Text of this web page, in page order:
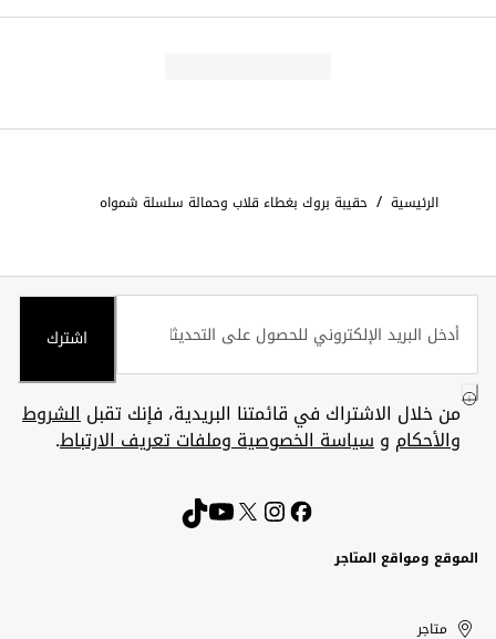
الرئيسية / حقيبة بروك بغطاء قلاب وحمالة سلسلة شمواه
اشترك
من خلال الاشتراك في قائمتنا البريدية، فإنك تقبلالشروط
والأحكام وسياسة الخصوصية وملفات تعريف الارتباط.
الموقع ومواقع المتاجر
United
Kuwait
الإمارات
الكويت
متاجر